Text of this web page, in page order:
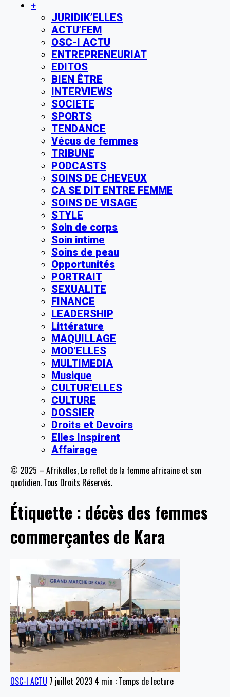
+
JURIDIK’ELLES
ACTU’FEM
OSC-I ACTU
ENTREPRENEURIAT
EDITOS
BIEN ÊTRE
INTERVIEWS
SOCIETE
SPORTS
TENDANCE
Vécus de femmes
TRIBUNE
PODCASTS
SOINS DE CHEVEUX
CA SE DIT ENTRE FEMME
SOINS DE VISAGE
STYLE
Soin de corps
Soin intime
Soins de peau
Opportunités
PORTRAIT
SEXUALITE
FINANCE
LEADERSHIP
Littérature
MAQUILLAGE
MOD’ELLES
MULTIMEDIA
Musique
CULTUR’ELLES
CULTURE
DOSSIER
Droits et Devoirs
Elles Inspirent
Affairage
© 2025 – Afrikelles, Le reflet de la femme africaine et son
quotidien. Tous Droits Réservés.
Étiquette : décès des femmes
commerçantes de Kara
OSC-I ACTU 7 juillet 2023 4 min : Temps de lecture